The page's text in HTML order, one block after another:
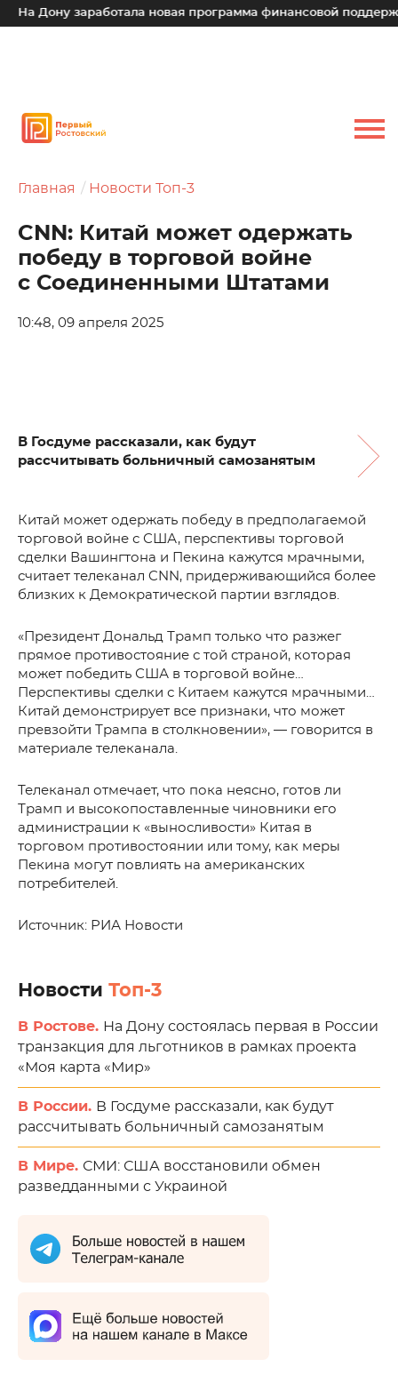
Дону заработала новая программа финансовой поддержки
Главная Новости Топ-3
CNN: Китай может одержать
победу в торговой войне
с Соединенными Штатами
10:48, 09 апреля 2025
В Госдуме рассказали, как будут
рассчитывать больничный самозанятым
Китай может одержать победу в предполагаемой
торговой войне с США, перспективы торговой
сделки Вашингтона и Пекина кажутся мрачными,
считает телеканал CNN, придерживающийся более
близких к Демократической партии взглядов.
«Президент Дональд Трамп только что разжег
прямое противостояние с той страной, которая
может победить США в торговой войне…
Перспективы сделки с Китаем кажутся мрачными…
Китай демонстрирует все признаки, что может
превзойти Трампа в столкновении», — говорится в
материале телеканала.
Телеканал отмечает, что пока неясно, готов ли
Трамп и высокопоставленные чиновники его
администрации к «выносливости» Китая в
торговом противостоянии или тому, как меры
Пекина могут повлиять на американских
потребителей.
Источник: РИА Новости
Новости Топ-3
В Ростове. На Дону состоялась первая в России
транзакция для льготников в рамках проекта
«Моя карта «Мир»
В России. В Госдуме рассказали, как будут
рассчитывать больничный самозанятым
В Мире. СМИ: США восстановили обмен
разведданными с Украиной